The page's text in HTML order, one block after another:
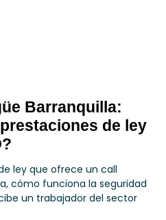
Barranquilla:
de ley
ley que ofrece un call
cómo funciona la seguridad
un trabajador del sector